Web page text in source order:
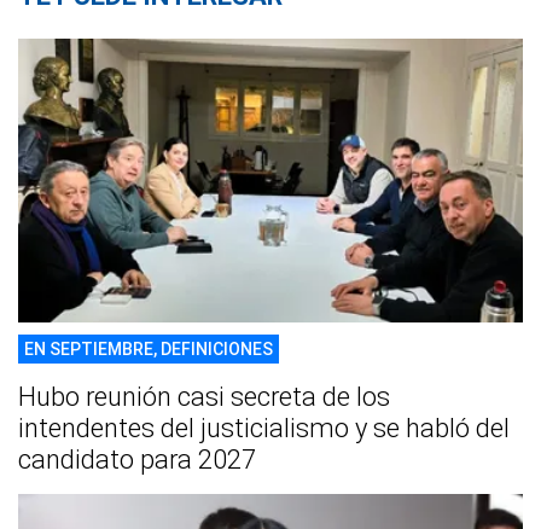
EN SEPTIEMBRE, DEFINICIONES
Hubo reunión casi secreta de los
intendentes del justicialismo y se habló del
candidato para 2027